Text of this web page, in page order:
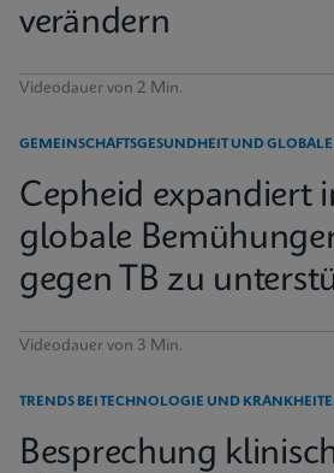
verändern
Videodauer von 2 Min.
GEMEINSCHAFTSGESUNDHEIT UND
Cepheid expandiert
globale
gegen TB zu
Videodauer von 3 Min.
TRENDS BEI TECHNOLOGIE UND
Besprechung